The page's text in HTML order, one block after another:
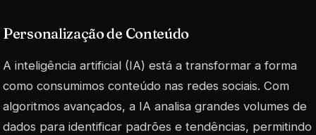
Personalização de Conteúdo
A inteligência artificial (IA) está a transformar a forma
como consumimos conteúdo nas redes sociais. Com
algoritmos avançados, a IA analisa grandes volumes de
dados para identificar padrões e tendências, permitindo